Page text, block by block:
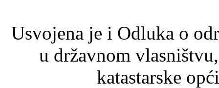
Usvojena je i Odluka o
u državnom
katastarske